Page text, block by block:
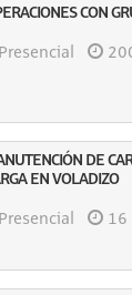
CON
DE
EN VOLADIZO
16